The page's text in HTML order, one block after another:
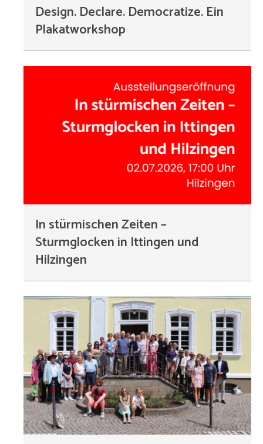
Design. Declare. Democratize. Ein
Plakatworkshop
In stürmischen Zeiten –
Sturmglocken in Ittingen und
Hilzingen